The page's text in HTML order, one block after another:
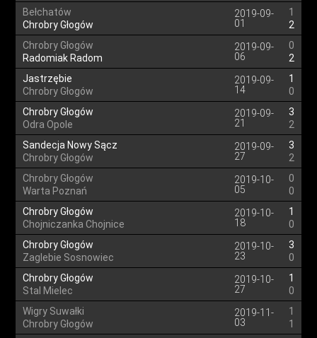
Bełchatów
Chrobry Głogów
2019-09-
01
1
2
Chrobry Głogów
Radomiak Radom
2019-09-
06
0
2
Jastrzębie
Chrobry Głogów
2019-09-
14
1
0
Chrobry Głogów
Odra Opole
2019-09-
21
3
2
Sandecja Nowy Sącz
Chrobry Głogów
2019-09-
27
3
2
Chrobry Głogów
Warta Poznań
2019-10-
05
0
0
Chrobry Głogów
Chojniczanka Chojnice
2019-10-
18
1
0
Chrobry Głogów
Zaglebie Sosnowiec
2019-10-
23
3
0
Chrobry Głogów
Stal Mielec
2019-10-
27
1
0
Wigry Suwałki
Chrobry Głogów
2019-11-
03
1
1